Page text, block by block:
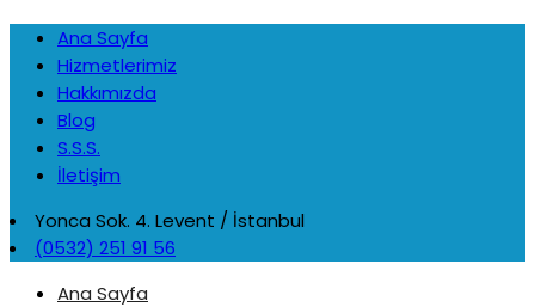
Ana Sayfa
Hizmetlerimiz
Hakkımızda
Blog
S.S.S.
İletişim
Yonca Sok. 4. Levent / İstanbul
(0532) 251 91 56
Ana Sayfa